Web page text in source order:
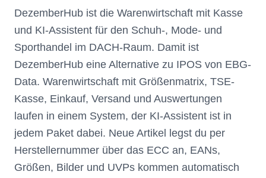
DezemberHub ist die Warenwirtschaft mit Kasse
und KI-Assistent für den Schuh-, Mode- und
Sporthandel im DACH-Raum. Damit ist
DezemberHub eine Alternative zu IPOS von EBG-
Data. Warenwirtschaft mit Größenmatrix, TSE-
Kasse, Einkauf, Versand und Auswertungen
laufen in einem System, der KI-Assistent ist in
jedem Paket dabei. Neue Artikel legst du per
Herstellernummer über das ECC an, EANs,
Größen, Bilder und UVPs kommen automatisch